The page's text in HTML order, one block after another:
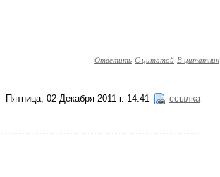
Ответить С цитатой В цитатник
Пятница, 02 Декабря 2011 г. 14:41 ссылка